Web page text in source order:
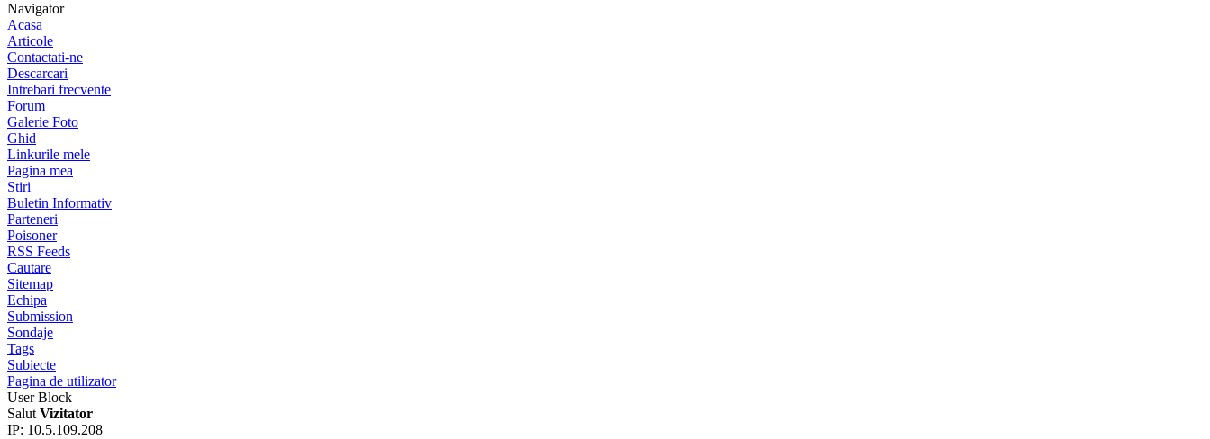
Navigator
Acasa
Articole
Contactati-ne
Descarcari
Intrebari frecvente
Forum
Galerie Foto
Ghid
Linkurile mele
Pagina mea
Stiri
Buletin Informativ
Parteneri
Poisoner
RSS Feeds
Cautare
Sitemap
Echipa
Submission
Sondaje
Tags
Subiecte
Pagina de utilizator
User Block
Salut Vizitator
IP: 10.5.109.208